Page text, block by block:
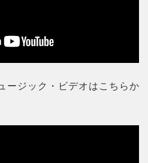
ージック・ビデオはこちらか